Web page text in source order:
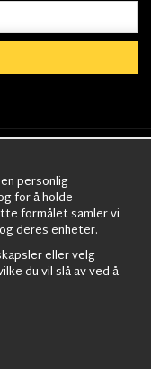
, Ordningsvakt
M65
Vintage Army
,Ghillie
Natotröjor
personlig
for å holde
formålet samler vi
deres enheter.
eller velg
du vil slå av ved å